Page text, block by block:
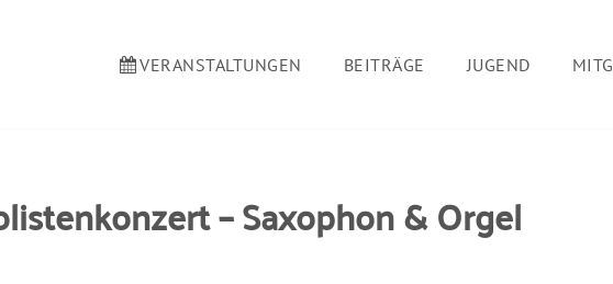
VERANSTALTUNGEN BEITRÄGE JUGEND
– Saxophon & Orgel